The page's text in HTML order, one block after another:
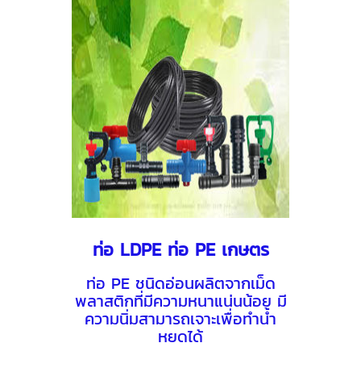
ท่อ LDPE ท่อ PE เกษตร
ท่อ PE ชนิดอ่อนผลิตจากเม็ด
พลาสติกที่มีความหนาแน่นน้อย มี
ความนิ่มสามารถเจาะเพื่อทำนํ้า
หยดได้